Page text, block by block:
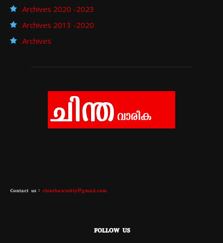
Archives 2020 -2023
Archives 2013 -2020
Archives
Contact us : chinthaweekly@gmail.com
FOLLOW US